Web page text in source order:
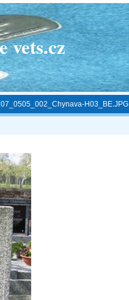
vets.cz
07_0505_002_Chynava-H03_BE.JPG